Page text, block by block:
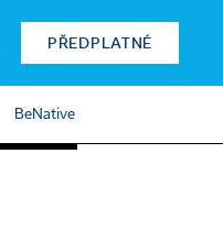
PŘEDPLATNÉ
BeNative